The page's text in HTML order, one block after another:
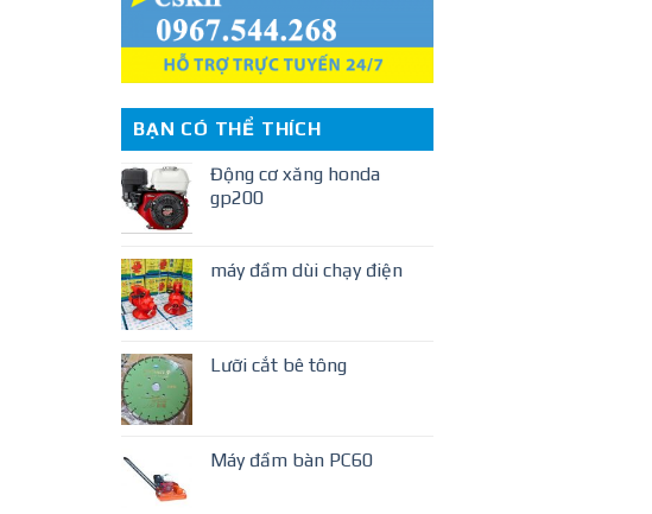
BẠN CÓ THỂ THÍCH
Động cơ xăng honda
gp200
máy đầm dùi chạy điện
Lưỡi cắt bê tông
Máy đầm bàn PC60